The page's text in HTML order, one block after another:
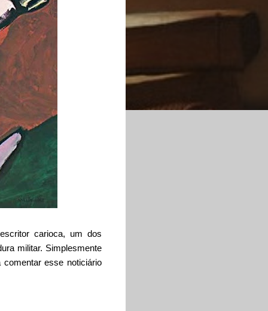
carioca, um dos
militar. Simplesmente
esse noticiário